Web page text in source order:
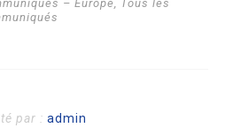
– Europe
Tous les
par :admin